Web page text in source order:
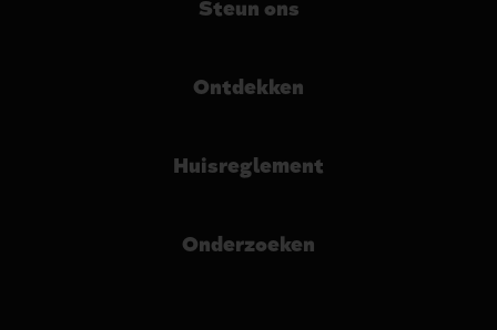
Steun ons
Ontdekken
Huisreglement
Onderzoeken